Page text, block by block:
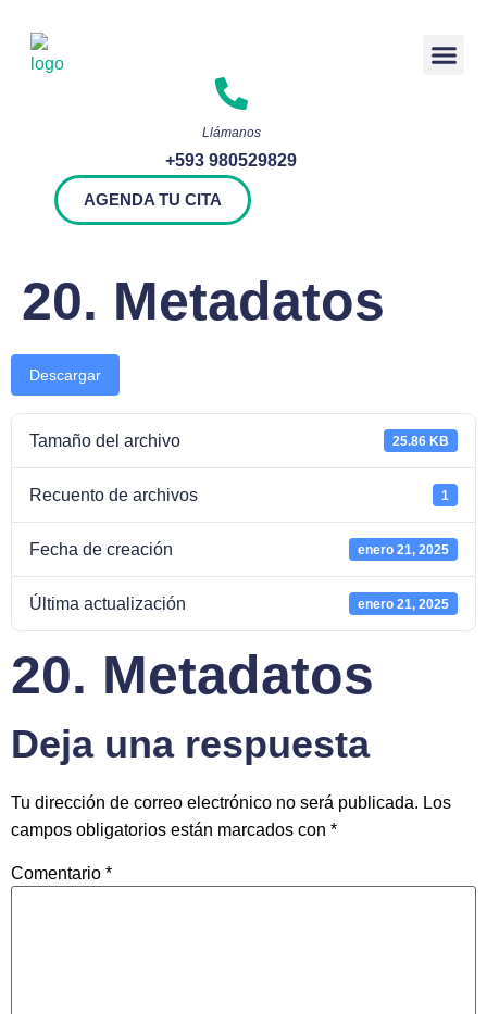
Llámanos
+593 980529829
AGENDA TU CITA
20. Metadatos
Descargar
Tamaño del archivo 25.86 KB
Recuento de archivos 1
Fecha de creación enero 21, 2025
Última actualización enero 21, 2025
20. Metadatos
Deja una respuesta
Tu dirección de correo electrónico no será publicada. Los
campos obligatorios están marcados con *
Comentario *